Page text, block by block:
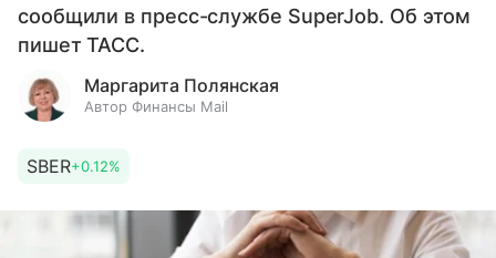
сообщили в пресс-службе SuperJob. Об этом
пишет ТАСС.
Маргарита Полянская
Автор Финансы Mail
SBER+0.12%